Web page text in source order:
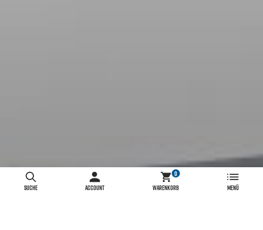
SUCHE ACCOUNT WARENKORB
0
MENÜ